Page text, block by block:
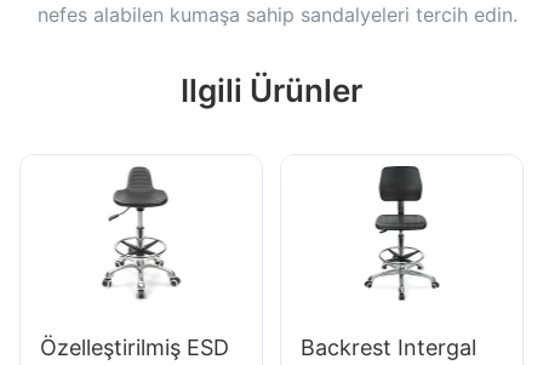
nefes alabilen kumaşa sahip sandalyeleri tercih edin.
Ilgili Ürünler
Özelleştirilmiş ESD
Backrest Intergal